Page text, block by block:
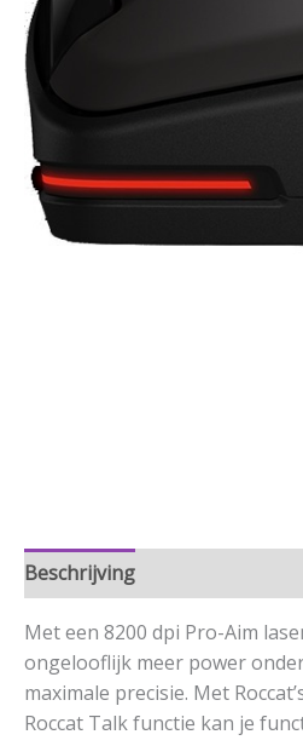
Beschrijving
Met een 8200 dpi Pro-Aim
ongelooflijk meer power
maximale precisie. Met
Roccat Talk functie kan je